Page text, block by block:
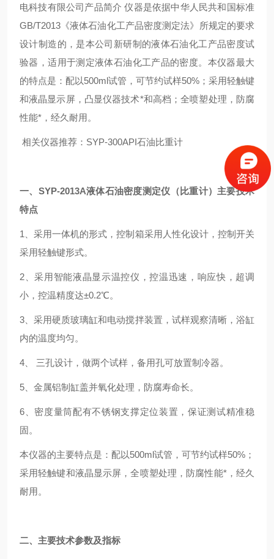
电科技有限公司产品简介 仪器是依据中华人民共和国标准
GB/T2013《液体石油化工产品密度测定法》所规定的要求
设计制造的，是本公司新研制的液体石油化工产品密度试
验器，适用于测定液体石油化工产品的密度。本仪器最大
的特点是：配以500ml试管，可节约试样50%；采用轻触键
和液晶显示屏，凸显仪器技术*和高档；全喷塑处理，防腐
性能*，经久耐用。
相关仪器推荐： SYP-300API石油比重计
一、SYP-2013A液体石油密度测定仪（比重计） 主要技术
特点
1、采用一体机的形式，控制箱采用人性化设计，控制开关
采用轻触键形式。
2、采用智能液晶显示温控仪，控温迅速，响应快，超调
小，控温精度达±0.2℃。
3、采用硬质玻璃缸和电动搅拌装置，试样观察清晰，浴缸
内的温度均匀。
4、 三孔设计，做两个试样，备用孔可放置制冷器。
5、金属铝制缸盖并氧化处理，防腐寿命长。
6、密度量筒配有不锈钢支撑定位装置，保证测试精准稳
固。
本仪器的主要特点是：配以500ml试管，可节约试样50%；
采用轻触键和液晶显示屏，全喷塑处理，防腐性能*，经久
耐用。
二、主要技术参数及指标